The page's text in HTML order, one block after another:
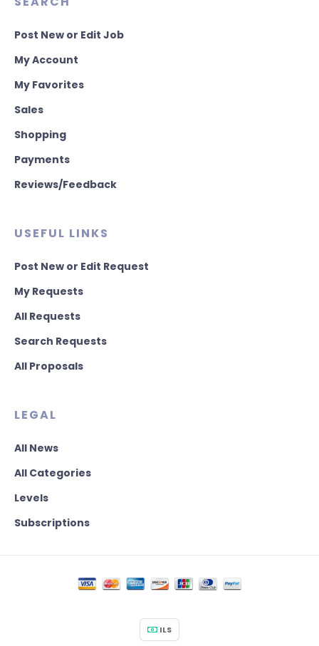
Post New or Edit Job
My Account
My Favorites
Sales
Shopping
Payments
Reviews/Feedback
USEFUL LINKS
Post New or Edit Request
My Requests
All Requests
Search Requests
All Proposals
LEGAL
All News
All Categories
Levels
Subscriptions
ILS